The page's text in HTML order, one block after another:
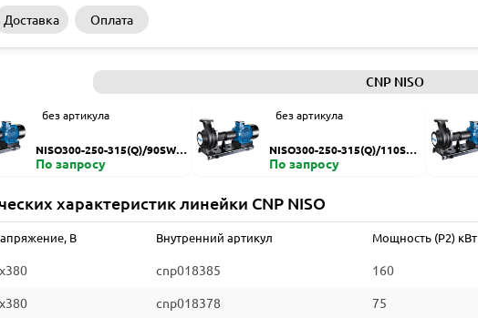
Доставка Оплата
CNP NISO
без артикула
NISO300-250-315(Q)/90SWH
ZDI
По запросу
без артикула
NISO300-250-315(Q)/110SW
HZDI
По запросу
характеристик линейки CNP NISO
В Внутренний артикул Мощность (P2) кВт
cnp018385 160
cnp018378 75